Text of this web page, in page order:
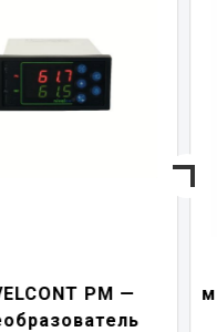
переключатель